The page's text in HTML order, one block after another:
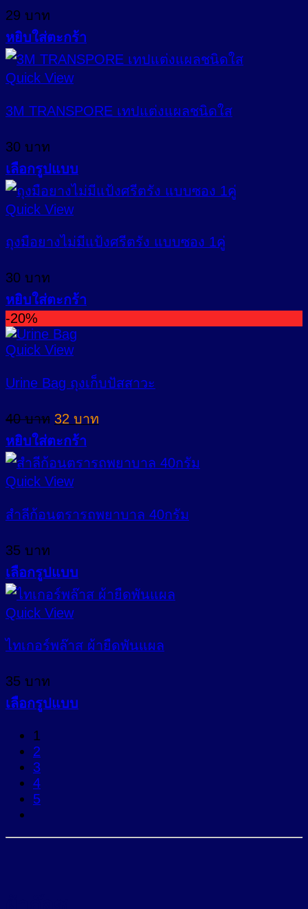
options
may
be
chosen
on
product
29 บาท
หยิบใส่ตะกร้า
Quick View
3M TRANSPORE เทปแต่งแผลชนิดใส
30 บาท
เลือกรูปแบบ
This
product
has
multiple
variants.
options
may
be
chosen
on
the
product
page
Quick View
ถุงมือยางไม่มีแป้งศรีตรัง แบบซอง 1คู่
30 บาท
หยิบใส่ตะกร้า
-20%
Quick View
Urine Bag ถุงเก็บปัสสาวะ
40บาท Original
price
was:
40 บาท.
32 บาท
32 บาท.
หยิบใส่ตะกร้า
Quick View
สำลีก้อนตรารถพยาบาล 40กรัม
35 บาท
เลือกรูปแบบ
This
product
has
multiple
variants.
options
may
chosen
the
product
page
Quick View
ไทเกอร์พล๊าส ผ้ายืดพันแผล
35 บาท
เลือกรูปแบบ
product
has
multiple
variants.
The
options
1
2
3
4
5